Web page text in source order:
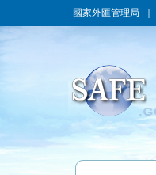
國家外匯管理局